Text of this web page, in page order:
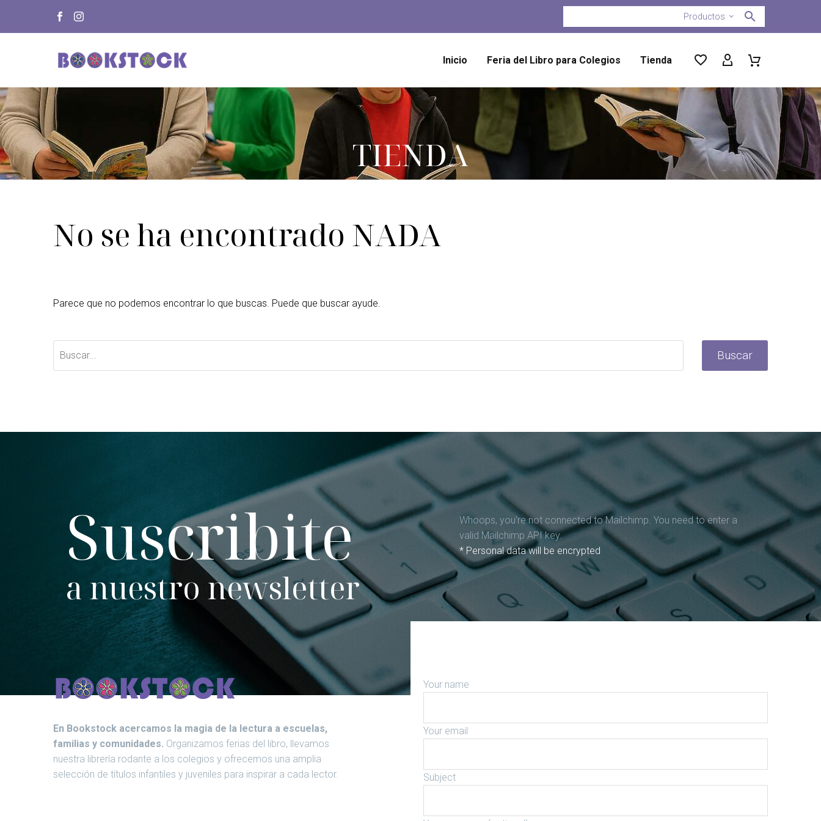
Productos
Inicio Feria del Libro para Colegios Tienda
TIENDA
No se ha encontrado NADA
Parece que no podemos encontrar lo que buscas. Puede que buscar ayude.
Buscar
Suscribite
a nuestro newsletter
Whoops, you're not connected to Mailchimp. You need to enter a
valid Mailchimp API key.
* Personal data will be encrypted
En Bookstock acercamos la magia de la lectura a escuelas,
familias y comunidades. Organizamos ferias del libro, llevamos
nuestra librería rodante a los colegios y ofrecemos una amplia
selección de títulos infantiles y juveniles para inspirar a cada lector.
Your name
Your email
Subject